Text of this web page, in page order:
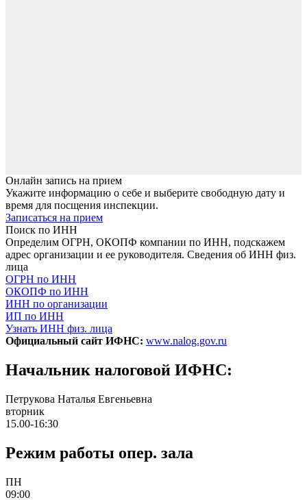
Онлайн запись на прием
Укажите информацию о себе и выберите свободную дату и
время для посщения инспекции.
Записаться на прием
Поиск по ИНН
Определим ОГРН, ОКОПФ компании по ИНН, подскажем
адрес организации и ее руководителя. Сведения об ИНН физ.
лица
ОГРН по ИНН
ОКОПФ по ИНН
ИНН по организации
ИП по ИНН
Узнать ИНН физ. лица
Официальный сайт ИФНС: www.nalog.gov.ru
Начальник налоговой ИФНС:
Петрукова Наталья Евгеньевна
вторник
15.00-16:30
Режим работы опер. зала
ПН
09:00